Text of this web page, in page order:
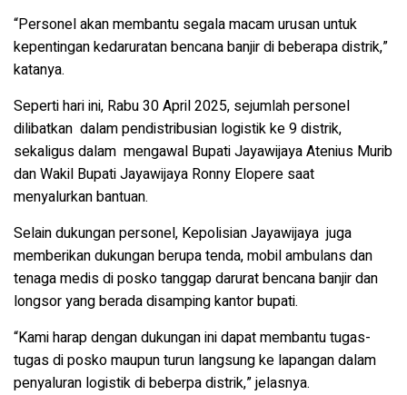
“Personel akan membantu segala macam urusan untuk
kepentingan kedaruratan bencana banjir di beberapa distrik,”
katanya.
Seperti hari ini, Rabu 30 April 2025, sejumlah personel
dilibatkan dalam pendistribusian logistik ke 9 distrik,
sekaligus dalam mengawal Bupati Jayawijaya Atenius Murib
dan Wakil Bupati Jayawijaya Ronny Elopere saat
menyalurkan bantuan.
Selain dukungan personel, Kepolisian Jayawijaya juga
memberikan dukungan berupa tenda, mobil ambulans dan
tenaga medis di posko tanggap darurat bencana banjir dan
longsor yang berada disamping kantor bupati.
“Kami harap dengan dukungan ini dapat membantu tugas-
tugas di posko maupun turun langsung ke lapangan dalam
penyaluran logistik di beberpa distrik,” jelasnya.